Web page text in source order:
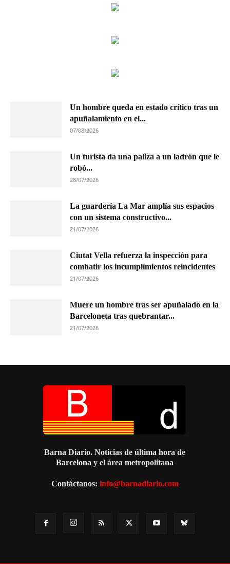
Un hombre queda en estado crítico tras un
apuñalamiento en el...
07/08/2026
Un turista da una paliza a un ladrón que le
robó...
28/07/2026
La guardería La Mar amplía sus espacios
con un sistema constructivo...
21/07/2026
Ciutat Vella refuerza la inspección para
combatir los incumplimientos reincidentes
21/07/2026
Muere un hombre tras ser apuñalado en la
Barceloneta tras quebrantar...
21/07/2026
Barna Diario. Noticias de última hora de
Barcelona y el área metropolitana
Contáctanos: info@barnadiario.com